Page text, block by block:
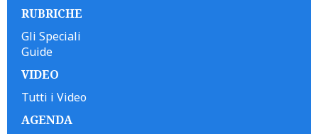
RUBRICHE
Gli Speciali
Guide
VIDEO
Tutti i Video
AGENDA